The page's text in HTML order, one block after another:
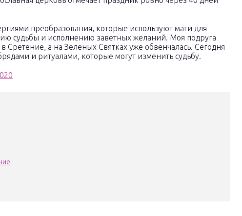
преобразования, которые используют маги для
судьбы и исполнению заветных желаний. Моя подруга
Сретение, а на Зеленых Святках уже обвенчалась. Сегодня
и ритуалами, которые могут изменить судьбу.